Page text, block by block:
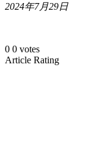
2024年7月29日
0 0 votes
Article Rating